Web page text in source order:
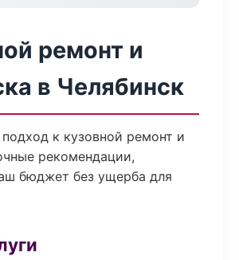
ремонт и
в Челябинск
к кузовной ремонт и
рекомендации,
бюджет без ущерба для